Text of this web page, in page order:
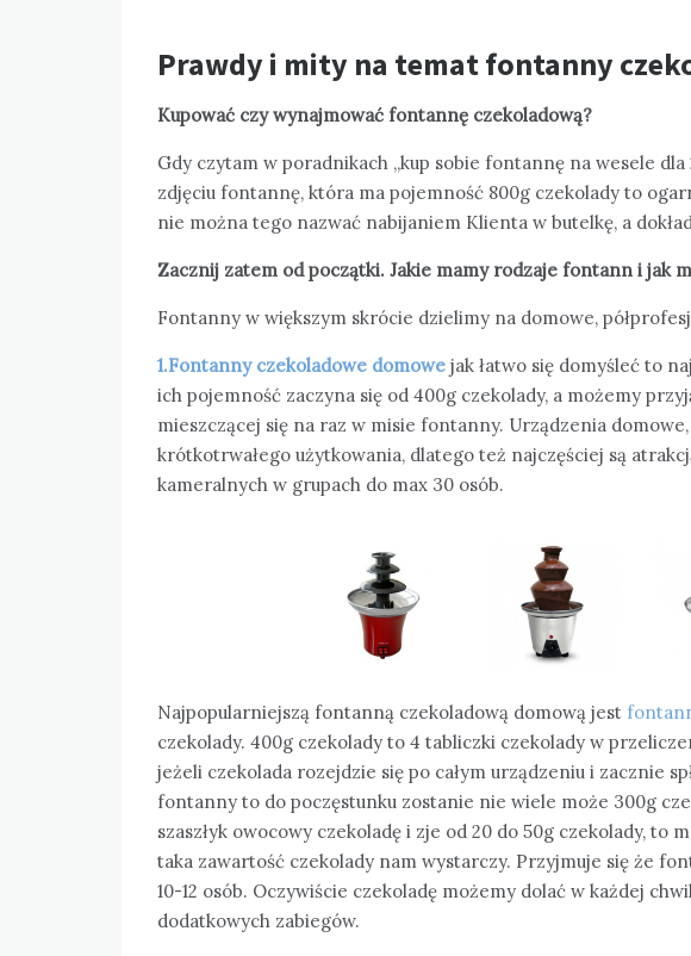
Prawdy i mity na temat fontanny
Kupować czy wynajmować fontannę czekoladową?
Gdy czytam w poradnikach „kup sobie fontannę na wesele dla
zdjęciu fontannę, która ma pojemność 800g czekolady to
nie można tego nazwać nabijaniem Klienta w butelkę, a
Zacznij zatem od początki. Jakie mamy rodzaje fontann i jak
Fontanny w większym skrócie dzielimy na domowe,
1.Fontanny czekoladowe domowe jak łatwo się domyśleć to
ich pojemność zaczyna się od 400g czekolady, a możemy
mieszczącej się na raz w misie fontanny. Urządzenia
krótkotrwałego użytkowania, dlatego też najczęściej są
kameralnych w grupach do max 30 osób.
Najpopularniejszą fontanną czekoladową domową jest
czekolady. 400g czekolady to 4 tabliczki czekolady w
jeżeli czekolada rozejdzie się po całym urządzeniu i zacznie
fontanny to do poczęstunku zostanie nie wiele może 300g
szaszłyk owocowy czekoladę i zje od 20 do 50g czekolady, to
taka zawartość czekolady nam wystarczy. Przyjmuje się że
10-12 osób. Oczywiście czekoladę możemy dolać w każdej
dodatkowych zabiegów.